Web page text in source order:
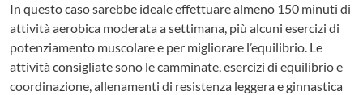
In questo caso sarebbe ideale effettuare almeno 150 minuti di
attività aerobica moderata a settimana, più alcuni esercizi di
potenziamento muscolare e per migliorare l’equilibrio. Le
attività consigliate sono le camminate, esercizi di equilibrio e
coordinazione, allenamenti di resistenza leggera e ginnastica